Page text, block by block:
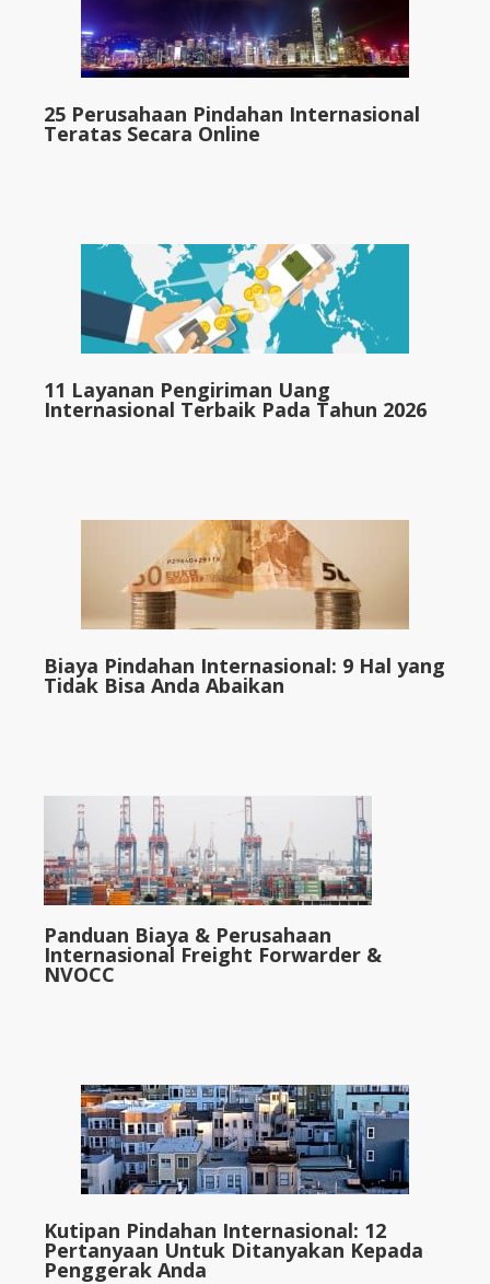
25 Perusahaan Pindahan Internasional
Teratas Secara Online
11 Layanan Pengiriman Uang
Internasional Terbaik Pada Tahun 2026
Biaya Pindahan Internasional: 9 Hal yang
Tidak Bisa Anda Abaikan
Panduan Biaya & Perusahaan
Internasional Freight Forwarder &
NVOCC
Kutipan Pindahan Internasional: 12
Pertanyaan Untuk Ditanyakan Kepada
Penggerak Anda